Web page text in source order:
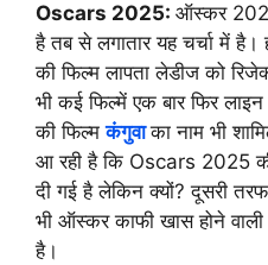
Oscars 2025: ऑस्कर
है तब से लगातार यह चर्चा में है।
की फिल्म लापता लेडीज को
भी कई फिल्में एक बार फिर
की फिल्मकंगुवाका नाम भी
आ रही है कि Oscars 2025
दी गई है लेकिन क्यों? दूसरी
भी ऑस्कर काफी खास होने
है।